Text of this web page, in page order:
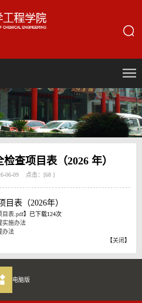
查项目表（2026 年）
06-09 点击：[68 ]
表（2026年）
目表.pdf】已下载124次
实施办法
办法
【关闭】
电脑版